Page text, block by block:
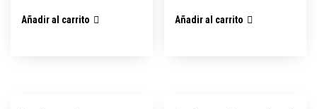
Añadir al carrito Añadir al carrito